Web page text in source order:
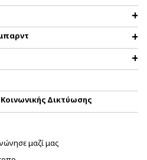
Δικτύωσης
μαζί μας